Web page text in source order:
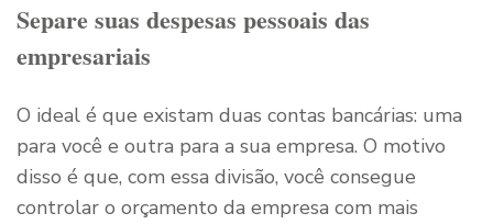
Separe suas despesas pessoais das
empresariais
O ideal é que existam duas contas bancárias: uma
para você e outra para a sua empresa. O motivo
disso é que, com essa divisão, você consegue
controlar o orçamento da empresa com mais